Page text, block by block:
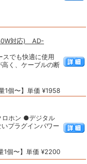
対応) AD-
でも快適に使用
く、ケーブルの断
量1個〜】単価 ¥1958
ロホン ●デジタル
プラグインパワー
1個〜】単価 ¥2200